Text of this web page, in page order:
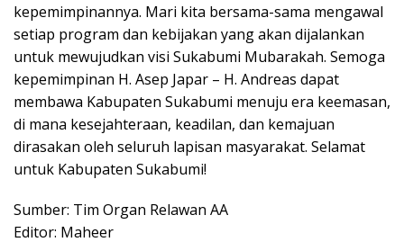
kepemimpinannya. Mari kita bersama-sama mengawal
setiap program dan kebijakan yang akan dijalankan
untuk mewujudkan visi Sukabumi Mubarakah. Semoga
kepemimpinan H. Asep Japar – H. Andreas dapat
membawa Kabupaten Sukabumi menuju era keemasan,
di mana kesejahteraan, keadilan, dan kemajuan
dirasakan oleh seluruh lapisan masyarakat. Selamat
untuk Kabupaten Sukabumi!
Sumber: Tim Organ Relawan AA
Editor: Maheer